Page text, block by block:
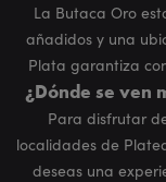
La Butaca Oro
añadidos y una
Plata garantiza
¿Dónde se ven
Para disfrutar
localidades de
deseas una